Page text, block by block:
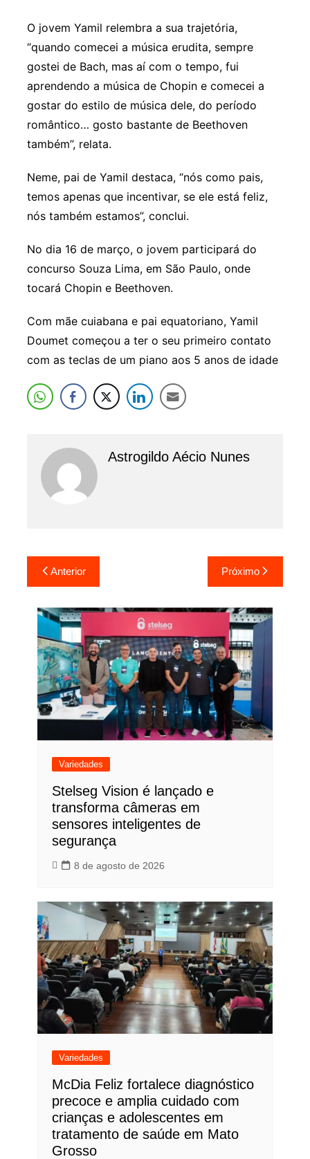
O jovem Yamil relembra a sua trajetória,
“quando comecei a música erudita, sempre
gostei de Bach, mas aí com o tempo, fui
aprendendo a música de Chopin e comecei a
gostar do estilo de música dele, do período
romântico… gosto bastante de Beethoven
também”, relata.
Neme, pai de Yamil destaca, “nós como pais,
temos apenas que incentivar, se ele está feliz,
nós também estamos”, conclui.
No dia 16 de março, o jovem participará do
concurso Souza Lima, em São Paulo, onde
tocará Chopin e Beethoven.
Com mãe cuiabana e pai equatoriano, Yamil
Doumet começou a ter o seu primeiro contato
com as teclas de um piano aos 5 anos de idade
Astrogildo Aécio Nunes
Navegação
de
Post
Anterior Próximo
Variedades
Stelseg Vision é lançado e
transforma câmeras em
sensores inteligentes de
segurança
8 de agosto de 2026
Variedades
McDia Feliz fortalece diagnóstico
precoce e amplia cuidado com
crianças e adolescentes em
tratamento de saúde em Mato
Grosso